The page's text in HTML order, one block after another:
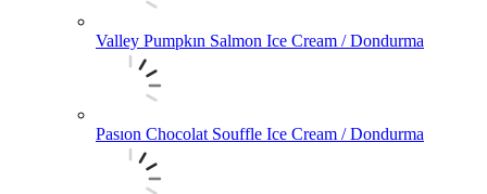
Valley Pumpkın Salmon Ice Cream / Dondurma
Pasıon Chocolat Souffle Ice Cream / Dondurma